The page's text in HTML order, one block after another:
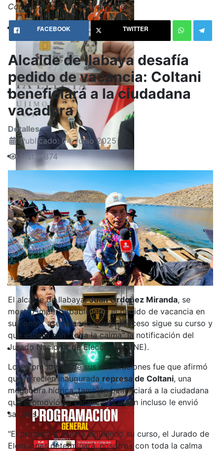
Comparte esto con tus amigos:
FACEBOOK TWITTER
Alcalde de Ilabaya desafía
pedido de vacancia: Coltani
beneficiará a la ciudadana
vacadora
Detalles
Publicado: 04 Junio 2025
Visto: 874
El alcalde de Ilabaya,Juan Ordoñez Miranda, se
mostró imperturbable ante el pedido de vacancia en
su contra, asegurando que el proceso sigue su curso y
que espera con "toda la calma" la notificación del
Jurado Nacional de Elecciones (JNE).
Lo sorprendente de sus declaraciones fue que afirmó
que la recién inaugurada represa de Coltani, una
megaobra hídrica, también beneficiará a la ciudadana
que promovió su vacancia, a quien incluso le envió
saludos.
"El proceso que está siguiendo su curso, el Jurado de
Elecciones determinará, nosotros con toda la calma